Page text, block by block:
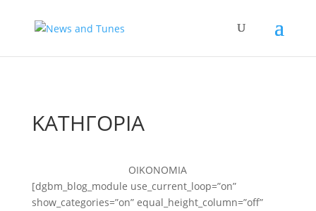
ΚΑΤΗΓΟΡΙΑ
ΟΙΚΟΝΟΜΙΑ
[dgbm_blog_module use_current_loop=”on”
show_categories=”on” equal_height_column=”off”